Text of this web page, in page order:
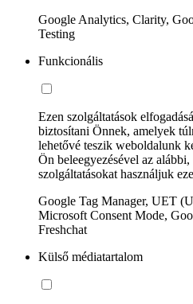
Google Analytics, Clarity,
Testing
Funkcionális
Ezen szolgáltatások
biztosítani Önnek, amelyek
lehetővé teszik weboldalunk
Ön beleegyezésével az
szolgáltatásokat használjuk
Google Tag Manager, UET
Microsoft Consent Mode,
Freshchat
Külső médiatartalom